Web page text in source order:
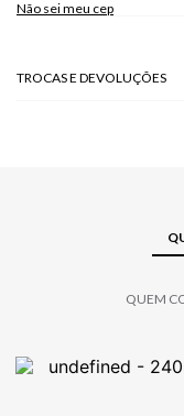
Não sei meu cep
TROCAS E DEVOLUÇÕES
QUEM